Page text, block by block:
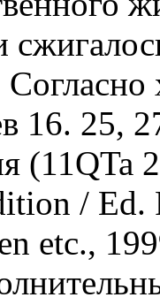
16. 25,
(11QTa
/ Ed.
etc.,